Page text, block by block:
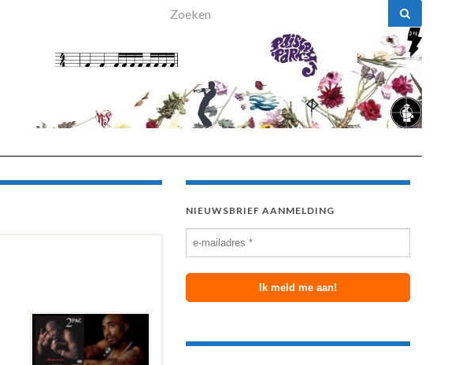
Search for:
NIEUWSBRIEF AANMELDING